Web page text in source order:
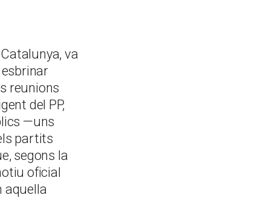
va
reunions
del PP,
—uns
partits
segons la
oficial
aquella